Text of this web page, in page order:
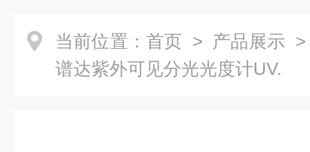
当前位置： 首页 > 产品展示
谱达紫外可见分光光度计UV.